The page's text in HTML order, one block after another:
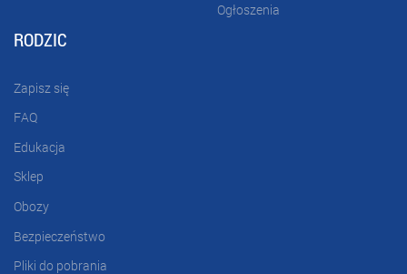
Ogłoszenia
RODZIC
Zapisz się
FAQ
Edukacja
Sklep
Obozy
Bezpieczeństwo
Pliki do pobrania